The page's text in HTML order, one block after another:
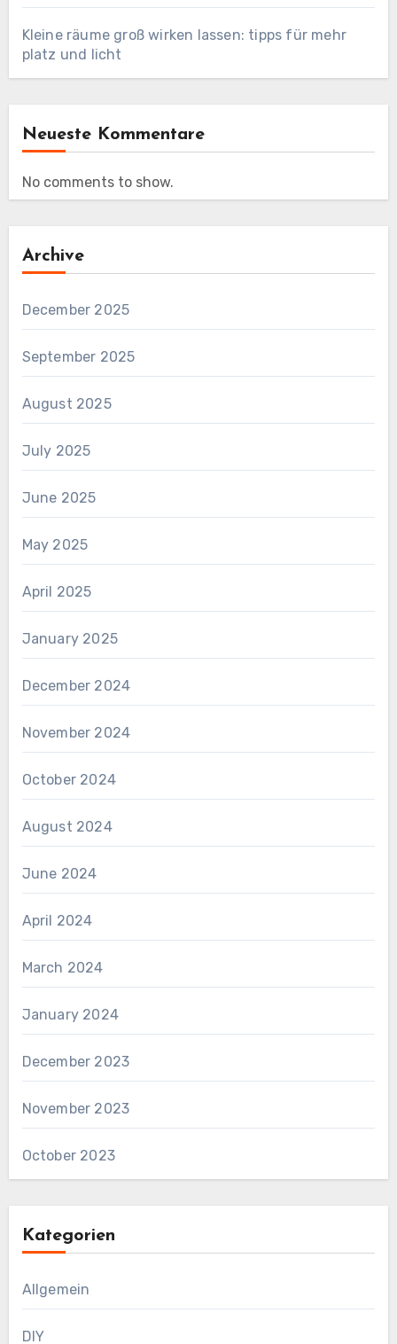
Kleine räume groß wirken lassen: tipps für mehr
platz und licht
Neueste Kommentare
No comments to show.
Archive
December 2025
September 2025
August 2025
July 2025
June 2025
May 2025
April 2025
January 2025
December 2024
November 2024
October 2024
August 2024
June 2024
April 2024
March 2024
January 2024
December 2023
November 2023
October 2023
Kategorien
Allgemein
DIY